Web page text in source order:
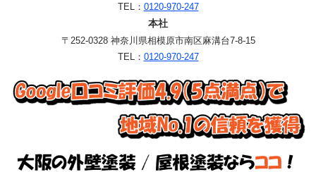
TEL： 0120-970-247
本社
〒252-0328 神奈川県相模原市南区麻溝台7-8-15
TEL： 0120-970-247